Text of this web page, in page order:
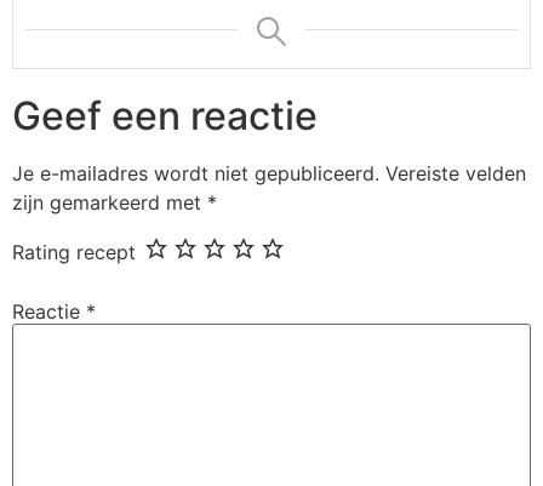
Geef een reactie
Je e-mailadres wordt niet gepubliceerd. Vereiste velden
zijn gemarkeerd met *
Rating recept
Reactie *